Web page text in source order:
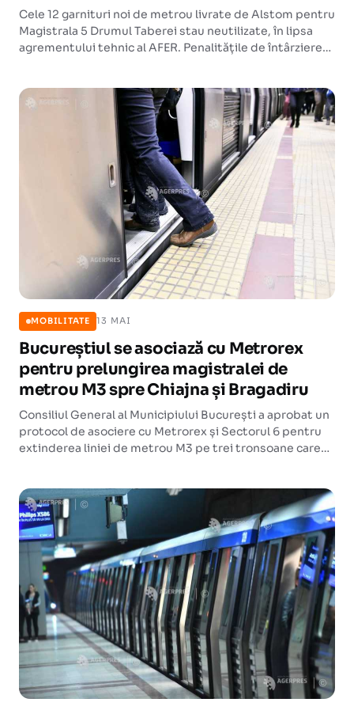
Cele 12 garnituri noi de metrou livrate de Alstom pentru
Magistrala 5 Drumul Taberei stau neutilizate, în lipsa
agrementului tehnic al AFER. Penalitățile de întârziere
MOBILITATE 13 MAI
Bucureștiul se asociază cu Metrorex
pentru prelungirea magistralei de
metrou M3 spre Chiajna și Bragadiru
Consiliul General al Municipiului București a aprobat un
protocol de asociere cu Metrorex și Sectorul 6 pentru
extinderea liniei de metrou M3 pe trei tronsoane care